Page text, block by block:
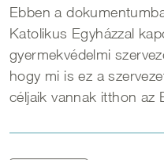
Ebben a
Katolikus Egyházzal
gyermekvédelmi
hogy mi is ez a
céljaik vannak itthon az